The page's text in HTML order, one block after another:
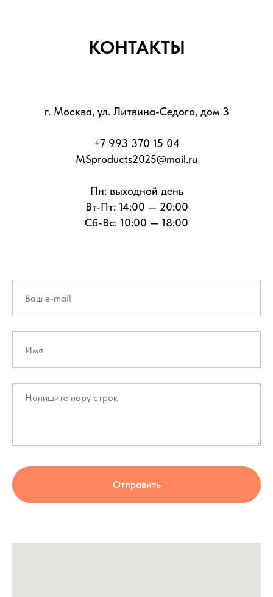
КОНТАКТЫ
г. Москва, ул. Литвина-Седого, дом 3
+7 993 370 15 04
MSproducts2025@mail.ru
Пн: выходной день
Вт-Пт: 14:00 — 20:00
Сб-Вс: 10:00 — 18:00
Отправить